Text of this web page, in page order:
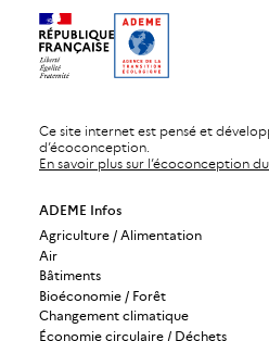
Ce site internet est pensé et
d’écoconception.
En savoir plus sur l’écoconception
ADEME Infos
Agriculture / Alimentation
Air
Bâtiments
Bioéconomie / Forêt
Changement climatique
Économie circulaire / Déchets